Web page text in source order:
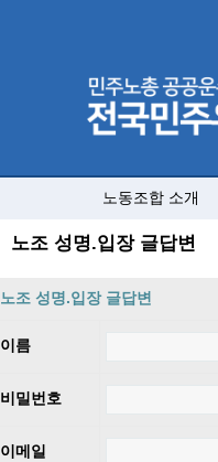
노동조합 소개
노조 성명.입장 글답변
노조 성명.입장 글답변
이름
비밀번호
이메일